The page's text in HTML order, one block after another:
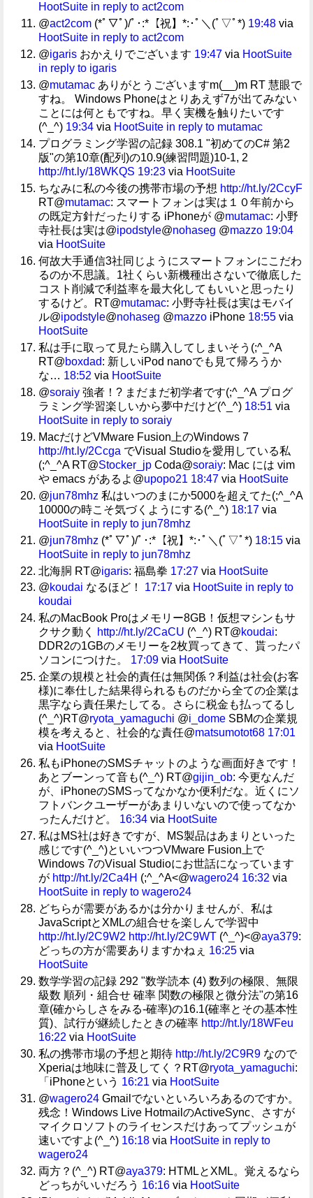
HootSuite in reply to act2com
@act2com (*ﾟ▽ﾟ)/ﾟ･:*【祝】*:･ﾟ＼(ﾟ▽ﾟ*) 19:48 via
HootSuite in reply to act2com
@igaris おかえりでございます 19:47 via HootSuite
in reply to igaris
@mutamac ありがとうございますm(__)m RT 慧眼で
すね。 Windows Phoneはとりあえず7が出てみない
ことには何ともですね。早く実機を触りたいです
(^_^) 19:34 via HootSuite in reply to mutamac
プログラミング学習の記録 308.1 "初めてのC# 第2
版"の第10章(配列)の10.9(練習問題)10-1, 2
http://ht.ly/18WKQS 19:23 via HootSuite
ちなみに私の今後の携帯市場の予想 http://ht.ly/2CcyF
RT@mutamac: スマートフォンは実は１０年前から
の既定方針だったりする iPhoneが @mutamac: 小野
寺社長は実は@ipodstyle@nohaseg @mazzo 19:04
via HootSuite
何故大手通信3社同じようにスマートフォンにこだわ
るのか不思議。1社くらい新機種出さないで徹底した
コスト削減で利益率を最大化してもいいと思ったり
するけど。RT@mutamac: 小野寺社長は実はモバイ
ル@ipodstyle@nohaseg @mazzo iPhone 18:55 via
HootSuite
私は手に取って見たら購入してしまいそう(;^_^A
RT@boxdad: 新しいiPod nanoでも見て帰ろうか
な… 18:52 via HootSuite
@soraiy 強者！? まだまだ初学者です(;^_^A プログ
ラミング学習楽しいから夢中だけど(^_^) 18:51 via
HootSuite in reply to soraiy
MacだけどVMware Fusion上のWindows 7
http://ht.ly/2Ccga でVisual Studioを愛用している私
(;^_^A RT@Stocker_jp Coda@soraiy: Mac には vim
や emacs があるよ@upopo21 18:47 via HootSuite
@jun78mhz 私はいつのまにか5000を超えてた(;^_^A
10000の時こそ気づくようにする(^_^) 18:17 via
HootSuite in reply to jun78mhz
@jun78mhz (*ﾟ▽ﾟ)/ﾟ･:*【祝】*:･ﾟ＼(ﾟ▽ﾟ*) 18:15 via
HootSuite in reply to jun78mhz
北海胴 RT@igaris: 福島拳 17:27 via HootSuite
@koudai なるほど！ 17:17 via HootSuite in reply to
koudai
私のMacBook Proはメモリー8GB！仮想マシンもサ
クサク動く
http://ht.ly/2CaCU (^_^) RT@koudai:
DDR2の1GBのメモリーを2枚買ってきて、貰ったパ
ソコンにつけた。
17:09 via HootSuite
企業の規模と社会的責任は無関係？利益は社会(お客
様)に奉仕した結果得られるものだから全ての企業は
黒字なら責任果たしてる。さらに税金も払ってるし
(^_^)RT@ryota_yamaguchi @i_dome SBMの企業規
模を考えると、社会的な責任@matsumotot68 17:01
via HootSuite
私もiPhoneのSMSチャットのような画面好きです！
あとブーンって音も(^_^) RT@gijin_ob: 今更なんだ
が、iPhoneのSMSってなかなか便利だな。近くにソ
フトバンクユーザーがあまりいないので使ってなか
ったんだけど。
16:34 via HootSuite
私はMS社は好きですが、MS製品はあまりといった
感じです(^_^)といいつつVMware Fusion上で
Windows 7のVisual Studioにお世話になっています
が http://ht.ly/2Ca4H (;^_^A<@wagero24 16:32 via
HootSuite in reply to wagero24
どちらが需要があるかは分かりませんが、私は
JavaScriptとXMLの組合せを楽しんで学習中
http://ht.ly/2C9W2 http://ht.ly/2C9WT (^_^)<@aya379:
どっちの方が需要ありますかねぇ 16:25 via
HootSuite
数学学習の記録 292 "数学読本 (4) 数列の極限、無限
級数 順列・組合せ 確率 関数の極限と微分法"の第16
章(確からしさをみる-確率)の16.1(確率とその基本性
質)、試行が継続したときの確率 http://ht.ly/18WFeu
16:22 via HootSuite
私の携帯市場の予想と期待 http://ht.ly/2C9R9 なので
Xperiaは地味に普及してく？RT@ryota_yamaguchi:
「iPhoneという 16:21 via HootSuite
@wagero24 Gmailでないといろいろあるのですか。
残念！Windows Live HotmailのActiveSync、さすが
マイクロソフトのライセンスだけあってプッシュが
速いですよ(^_^) 16:18 via HootSuite in reply to
wagero24
両方？(^_^) RT@aya379: HTMLとXML。覚えるなら
どっちがいいだろう 16:16 via HootSuite